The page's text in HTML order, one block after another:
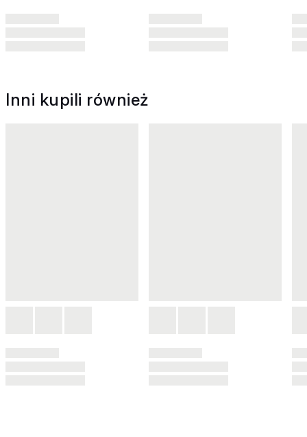
Inni kupili również